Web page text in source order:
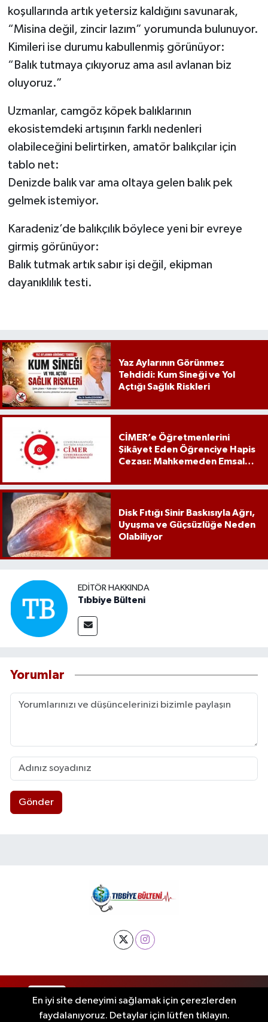
koşullarında artık yetersiz kaldığını savunarak,
“Misina değil, zincir lazım” yorumunda bulunuyor.
Kimileri ise durumu kabullenmiş görünüyor:
“Balık tutmaya çıkıyoruz ama asıl avlanan biz
oluyoruz.”
Uzmanlar, camgöz köpek balıklarının
ekosistemdeki artışının farklı nedenleri
olabileceğini belirtirken, amatör balıkçılar için
tablo net:
Denizde balık var ama oltaya gelen balık pek
gelmek istemiyor.
Karadeniz’de balıkçılık böylece yeni bir evreye
girmiş görünüyor:
Balık tutmak artık sabır işi değil, ekipman
dayanıklılık testi.
Yaz Aylarının Görünmez
Tehdidi: Kum Sineği ve Yol
Açtığı Sağlık Riskleri
CİMER’e Öğretmenlerini
Şikâyet Eden Öğrenciye Hapis
Cezası: Mahkemeden Emsal
Disk Fıtığı Sinir Baskısıyla Ağrı,
Uyuşma ve Güçsüzlüğe Neden
Olabiliyor
EDITÖR HAKKINDA
Tıbbiye Bülteni
Yorumlar
Gönder
En iyi site deneyimi sağlamak için çerezlerden
faydalanıyoruz. Detaylar için lütfen tıklayın.